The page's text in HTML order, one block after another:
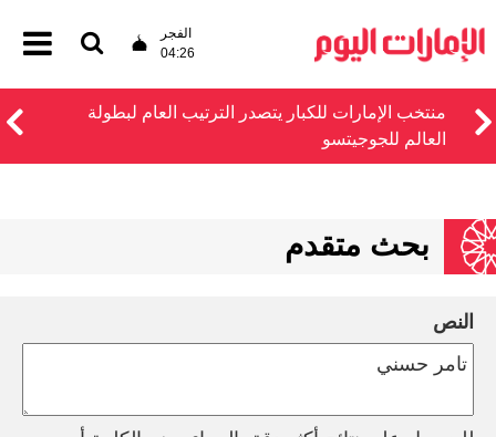
الفجر
04:26
منتخب الإمارات للكبار يتصدر الترتيب العام لبطولة
العالم للجوجيتسو
بحث متقدم
النص